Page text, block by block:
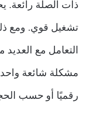
تشغيل قوي. ومع
التعامل مع
مشكلة شائعة
رقميًا أو حسب